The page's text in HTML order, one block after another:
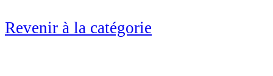
Revenir à la catégorie